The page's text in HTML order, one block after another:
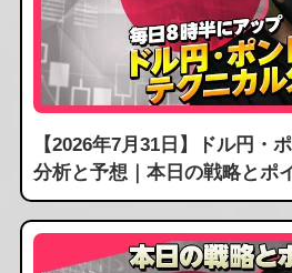
【2026年7月31日】ドル円・
分析と予想｜本日の戦略とポ